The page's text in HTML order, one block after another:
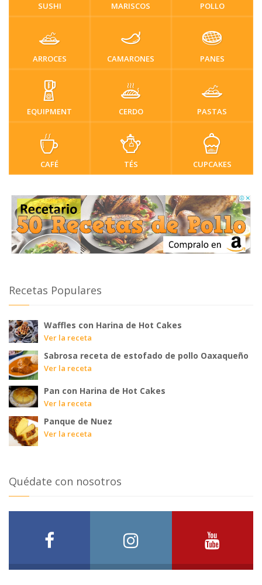
SUSHI MARISCOS POLLO
ARROCES CAMARONES PANES
EQUIPMENT CERDO PASTAS
CAFÉ TÉS CUPCAKES
Recetas Populares
Waffles con Harina de Hot Cakes
Ver la receta
Sabrosa receta de estofado de pollo Oaxaqueño
Ver la receta
Pan con Harina de Hot Cakes
Ver la receta
Panque de Nuez
Ver la receta
Quédate con nosotros